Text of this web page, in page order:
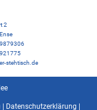
2
stehtisch.de
Datenschutzerklärung